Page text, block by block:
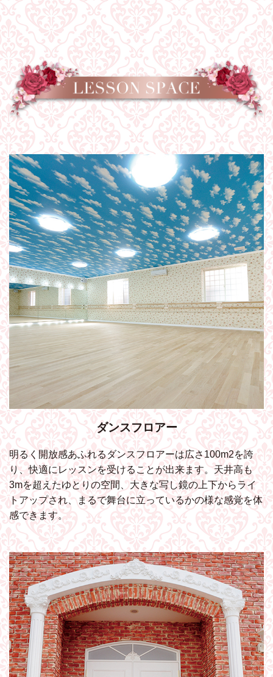
ダンスフロアー
明るく開放感あふれるダンスフロアーは広さ100m2を誇
り、快適にレッスンを受けることが出来ます。天井高も
3mを超えたゆとりの空間、大きな写し鏡の上下からライ
トアップされ、まるで舞台に立っているかの様な感覚を体
感できます。